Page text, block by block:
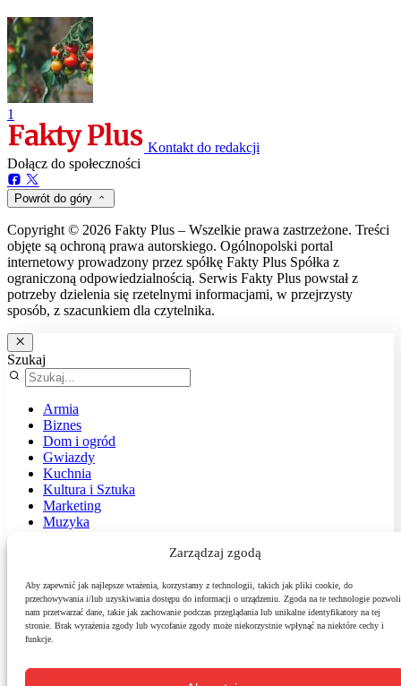
Zarządzaj zgodą
Aby zapewnić jak najlepsze wrażenia, korzystamy z technologii, takich jak pliki cookie, do
przechowywania i/lub uzyskiwania dostępu do informacji o urządzeniu. Zgoda na te technologie pozwoli
nam przetwarzać dane, takie jak zachowanie podczas przeglądania lub unikalne identyfikatory na tej
stronie. Brak wyrażenia zgody lub wycofanie zgody może niekorzystnie wpłynąć na niektóre cechy i
funkcje.
1
Kontakt do redakcji
Dołącz do społeczności
Powrót do góry
Copyright © 2026 Fakty Plus – Wszelkie prawa zastrzeżone. Treści
objęte są ochroną prawa autorskiego. Ogólnopolski portal
internetowy prowadzony przez spółkę Fakty Plus Spółka z
ograniczoną odpowiedzialnością. Serwis Fakty Plus powstał z
potrzeby dzielenia się rzetelnymi informacjami, w przejrzysty
sposób, z szacunkiem dla czytelnika.
Szukaj
Armia
Biznes
Dom i ogród
Gwiazdy
Kuchnia
Kultura i Sztuka
Marketing
Muzyka
Polityka
Sport
Środowisko
Styl
Zdrowie